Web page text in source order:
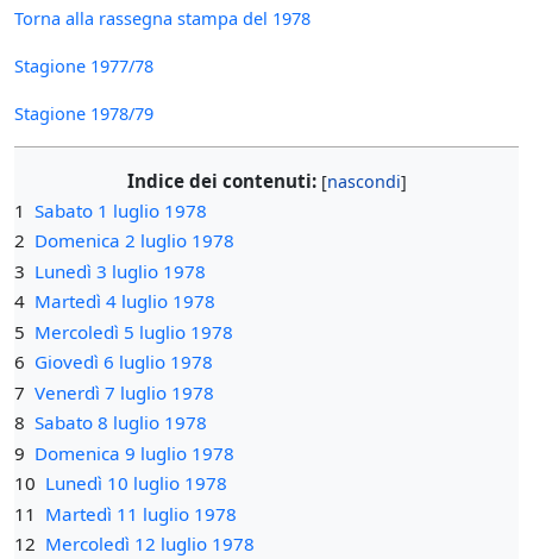
Torna alla rassegna stampa del 1978
Stagione 1977/78
Stagione 1978/79
Indice dei contenuti:
1 Sabato 1 luglio 1978
2 Domenica 2 luglio 1978
3 Lunedì 3 luglio 1978
4 Martedì 4 luglio 1978
5 Mercoledì 5 luglio 1978
6 Giovedì 6 luglio 1978
7 Venerdì 7 luglio 1978
8 Sabato 8 luglio 1978
9 Domenica 9 luglio 1978
10 Lunedì 10 luglio 1978
11 Martedì 11 luglio 1978
12 Mercoledì 12 luglio 1978